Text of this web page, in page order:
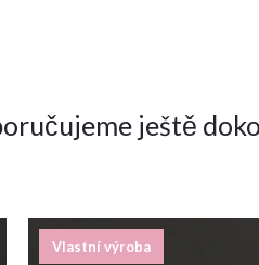
ještě
Vlastní výroba